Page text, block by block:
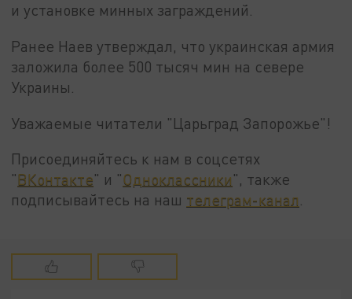
и установке минных заграждений.
Ранее Наев утверждал, что украинская армия
заложила более 500 тысяч мин на севере
Украины.
Уважаемые читатели "Царьград Запорожье"!
Присоединяйтесь к нам в соцсетях
"ВКонтакте" и "Одноклассники", также
подписывайтесь на наш телеграм-канал